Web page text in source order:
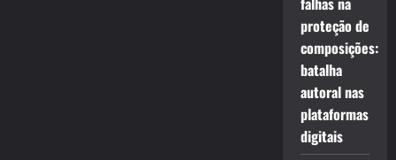
proteção de
composições:
batalha
autoral nas
plataformas
digitais